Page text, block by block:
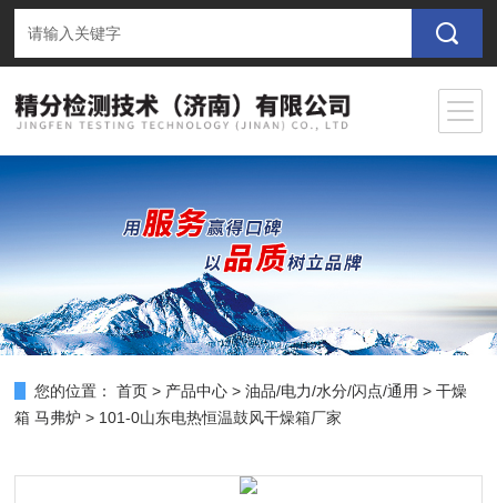
您的位置： 首页 > 产品中心 >油品/电力/水分/闪点/通用 >干燥
箱 马弗炉 > 101-0山东电热恒温鼓风干燥箱厂家